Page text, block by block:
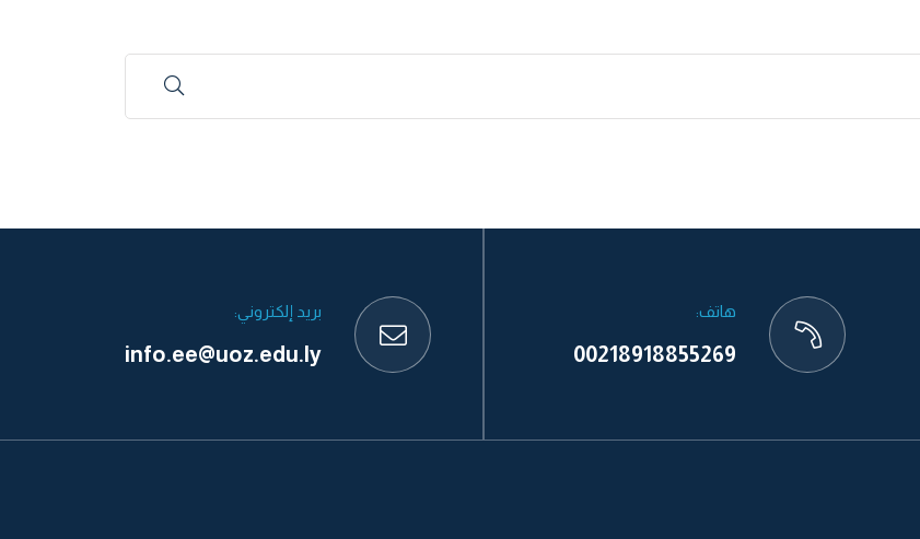
هاتف:
00218918855269
بريد إلكتروني:
info.ee@uoz.edu.ly